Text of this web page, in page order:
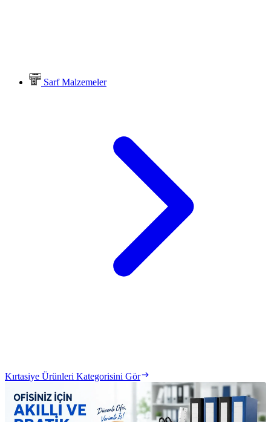
Sarf Malzemeler
Kırtasiye Ürünleri Kategorisini Gör